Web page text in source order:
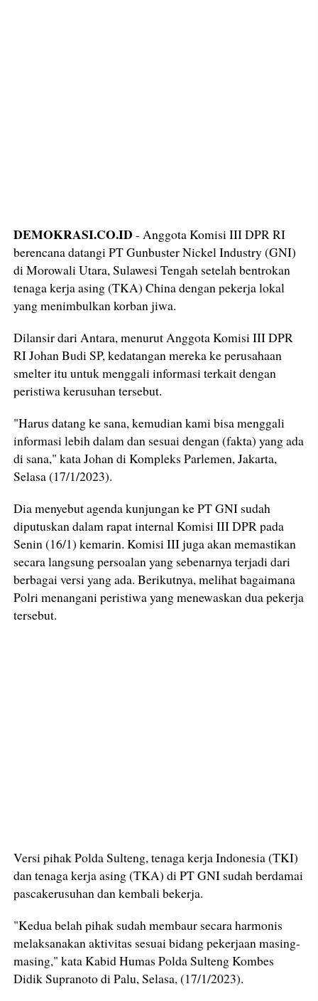
DEMOKRASI.CO.ID - Anggota Komisi III DPR RI
berencana datangi PT Gunbuster Nickel Industry (GNI)
di Morowali Utara, Sulawesi Tengah setelah bentrokan
tenaga kerja asing (TKA) China dengan pekerja lokal
yang menimbulkan korban jiwa.
Dilansir dari Antara, menurut Anggota Komisi III DPR
RI Johan Budi SP, kedatangan mereka ke perusahaan
smelter itu untuk menggali informasi terkait dengan
peristiwa kerusuhan tersebut.
"Harus datang ke sana, kemudian kami bisa menggali
informasi lebih dalam dan sesuai dengan (fakta) yang ada
di sana," kata Johan di Kompleks Parlemen, Jakarta,
Selasa (17/1/2023).
Dia menyebut agenda kunjungan ke PT GNI sudah
diputuskan dalam rapat internal Komisi III DPR pada
Senin (16/1) kemarin. Komisi III juga akan memastikan
secara langsung persoalan yang sebenarnya terjadi dari
berbagai versi yang ada. Berikutnya, melihat bagaimana
Polri menangani peristiwa yang menewaskan dua pekerja
tersebut.
Versi pihak Polda Sulteng, tenaga kerja Indonesia (TKI)
dan tenaga kerja asing (TKA) di PT GNI sudah berdamai
pascakerusuhan dan kembali bekerja.
"Kedua belah pihak sudah membaur secara harmonis
melaksanakan aktivitas sesuai bidang pekerjaan masing-
masing," kata Kabid Humas Polda Sulteng Kombes
Didik Supranoto di Palu, Selasa, (17/1/2023).